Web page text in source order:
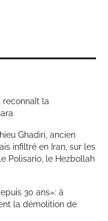
reconnaît la
Ghadiri, ancien
infiltré en Iran, sur les
Polisario, le Hezbollah
30 ans»: à
la démolition de